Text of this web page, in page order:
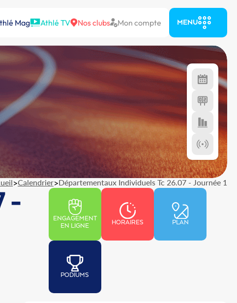
Mag Athlé TV Nos clubs Mon compte MENU
>Calendrier>Départementaux Individuels Tc 26.07 - Journée 1
-
ENGAGEMENT
EN LIGNE
HORAIRES PLAN
PODIUMS